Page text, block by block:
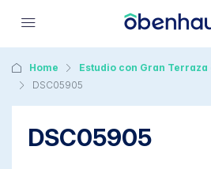
Home
Estudio con Gran
DSC05905
DSC05905